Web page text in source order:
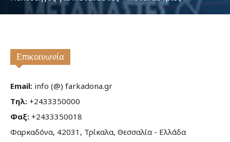
Επικοινωνία
Email: info (@) farkadona.gr
Τηλ: +2433350000
Φαξ: +2433350018
Φαρκαδόνα, 42031, Τρίκαλα, Θεσσαλία - Ελλάδα